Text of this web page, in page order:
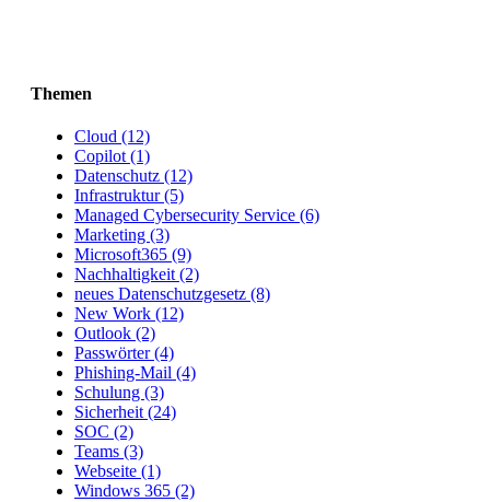
Themen
Cloud (12)
Copilot (1)
Datenschutz (12)
Infrastruktur (5)
Managed Cybersecurity Service (6)
Marketing (3)
Microsoft365 (9)
Nachhaltigkeit (2)
neues Datenschutzgesetz (8)
New Work (12)
Outlook (2)
Passwörter (4)
Phishing-Mail (4)
Schulung (3)
Sicherheit (24)
SOC (2)
Teams (3)
Webseite (1)
Windows 365 (2)